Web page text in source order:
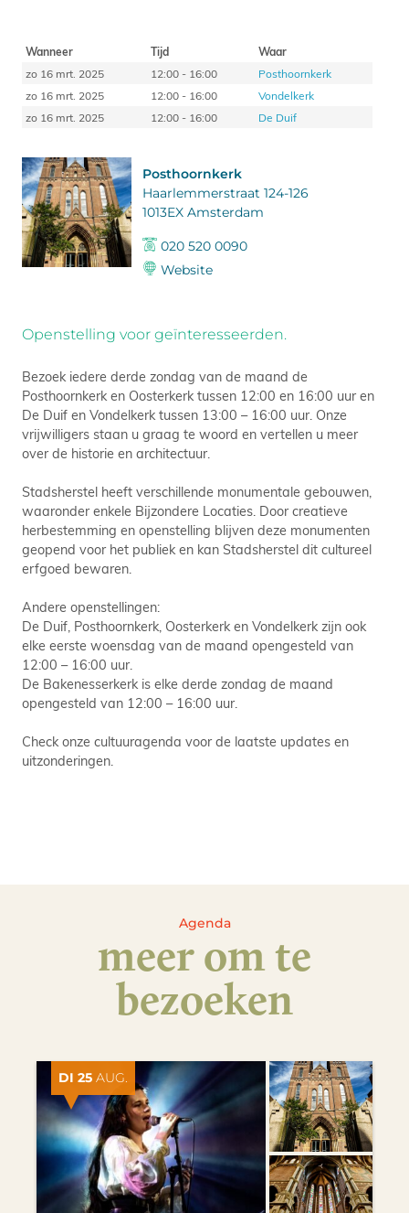
Wanneer Tijd
Waar
zo 16 mrt. 2025
12:00 - 16:00
Posthoornkerk
zo 16 mrt. 2025
12:00 - 16:00
Vondelkerk
zo 16 mrt. 2025
12:00 - 16:00 De Duif
Posthoornkerk
Haarlemmerstraat 124-126
1013EX Amsterdam
020 520 0090
Website
Openstelling voor geïnteresseerden.
Bezoek iedere derde zondag van de maand de
Posthoornkerk en Oosterkerk tussen 12:00 en 16:00 uur en
De Duif en Vondelkerk tussen 13:00 – 16:00 uur. Onze
vrijwilligers staan u graag te woord en vertellen u meer
over de historie en architectuur.
Stadsherstel heeft verschillende monumentale gebouwen,
waaronder enkele Bijzondere Locaties. Door creatieve
herbestemming en openstelling blijven deze monumenten
geopend voor het publiek en kan Stadsherstel dit cultureel
erfgoed bewaren.
Andere openstellingen:
De Duif, Posthoornkerk, Oosterkerk en Vondelkerk zijn ook
elke eerste woensdag van de maand opengesteld van
12:00 – 16:00 uur.
De Bakenesserkerk is elke derde zondag de maand
opengesteld van 12:00 – 16:00 uur.
Check onze cultuuragenda voor de laatste updates en
uitzonderingen.
Agenda
meer om te
bezoeken
DI 25 AUG.